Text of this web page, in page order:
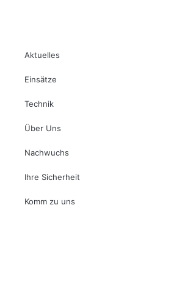
Aktuelles
Einsätze
Technik
Über Uns
Nachwuchs
Ihre Sicherheit
Komm zu uns